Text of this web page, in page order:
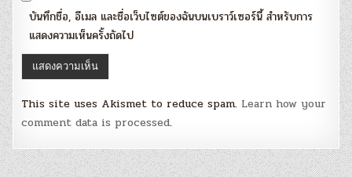
บันทึกชื่อ, อีเมล และชื่อเว็บไซต์ของฉันบนเบราว์เซอร์นี้ สำหรับการ
แสดงความเห็นครั้งถัดไป
This site uses Akismet to reduce spam. Learn how your
comment data is processed.